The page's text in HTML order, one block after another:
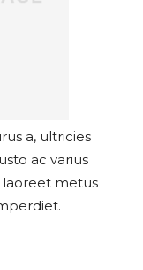
a, ultricies
ac varius
laoreet metus